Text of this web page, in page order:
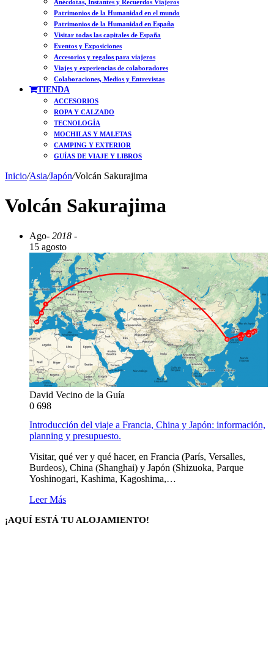
Anécdotas, Instantes y Recuerdos Viajeros
Patrimonios de la Humanidad en el mundo
Patrimonios de la Humanidad en España
Visitar todas las capitales de España
Eventos y Exposiciones
Accesorios y regalos para viajeros
Viajes y experiencias de colaboradores
Colaboraciones, Medios y Entrevistas
TIENDA
ACCESORIOS
ROPA Y CALZADO
TECNOLOGÍA
MOCHILAS Y MALETAS
CAMPING Y EXTERIOR
GUÍAS DE VIAJE Y LIBROS
Inicio/Asia/Japón/Volcán Sakurajima
Volcán Sakurajima
Ago- 2018 -
15 agosto
David Vecino de la Guía
0 698
Introducción del viaje a Francia, China y Japón: información,
planning y presupuesto.
Visitar, qué ver y qué hacer, en Francia (París, Versalles,
Burdeos), China (Shanghai) y Japón (Shizuoka, Parque
Yoshinogari, Kashima, Kagoshima,…
Leer Más
¡AQUÍ ESTÁ TU ALOJAMIENTO!